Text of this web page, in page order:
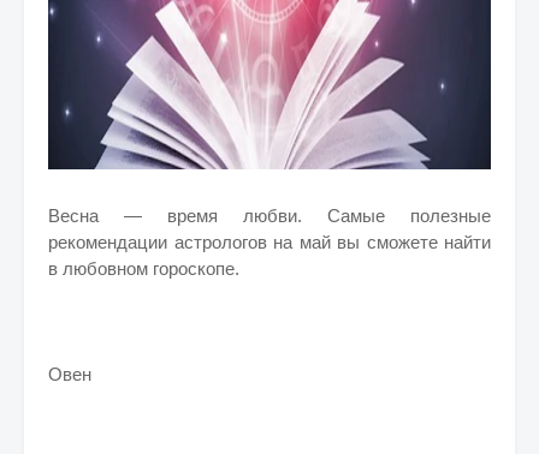
Весна — время любви. Самые полезные
рекомендации астрологов на май вы сможете найти
в любовном гороскопе.
Овен